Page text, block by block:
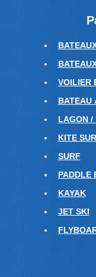
VOILIER
BATEAU
LAGON /
KITE
SURF
PADDLE
KAYAK
JET SKI